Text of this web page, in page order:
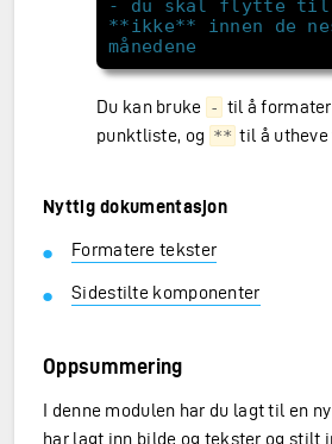
- du skal flytte til
**ikke** innen de
Du kan bruke - til å
punktliste, og ** til å utheve
Nyttig dokumentasjon
Formatere tekster
Sidestilte komponenter
Oppsummering
I denne modulen har du lagt til en
har lagt inn bilde og tekster og stilt